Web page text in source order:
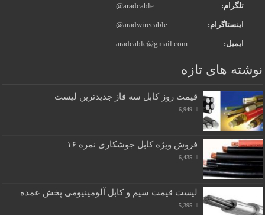
تلگرام: @aradcable
اینستاگرام: @aradwirecable
ایمیل: aradcable@gmail.com
نوشته های تازه
قیمت روز کابل سه فاز جدیدترین لیست
6,949
فروش ویژه کابل جوشکاری نمره ۱۶
6,435
لیست قیمت سیم و کابل آلومینیومی پخش عمده
5,395